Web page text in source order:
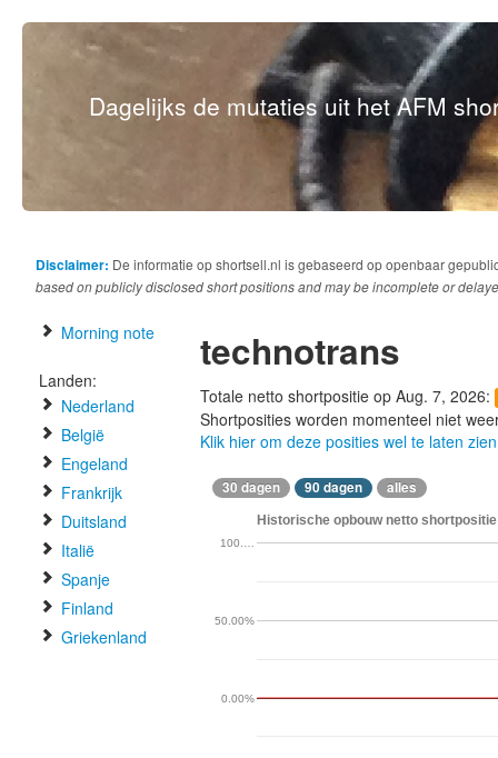
Dagelijks de mutaties uit het AFM
Disclaimer: De informatie op shortsell.nl is gebaseerd op openbaar
based on publicly disclosed short positions and may be incomplete or
Morning note
Landen:
Nederland
België
Engeland
Frankrijk
Duitsland
Italië
Spanje
Finland
Griekenland
technotrans
Totale netto shortpositie op Aug. 7, 2026:
Shortposities worden momenteel niet
Klik hier om deze posities wel te laten zien
30 dagen 90 dagen alles
Historische opbouw netto
0.00%
50.00%
100.…